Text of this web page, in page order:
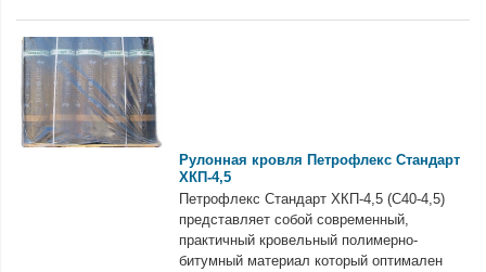
Рулонная кровля Петрофлекс Стандарт
ХКП-4,5
Петрофлекс Стандарт ХКП-4,5 (С40-4,5)
представляет собой современный,
практичный кровельный полимерно-
битумный материал который оптимален